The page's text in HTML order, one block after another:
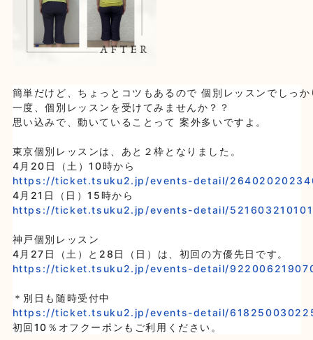
簡単だけど、ちょっとコツもあるので 個別レッスンでしっ
一度、個別レッスンを受けてみませんか？？
思い込みで、動いていることって 案外多いですよ。
東京個別レッスンは、あと２枠となりました。
https://ticket.tsuku2.jp/events-detail/
https://ticket.tsuku2.jp/events-detail/
神戸個別レッスン
https://ticket.tsuku2.jp/events-detail/
https://ticket.tsuku2.jp/events-detail/
初回10％オフクーポンもご利用ください。